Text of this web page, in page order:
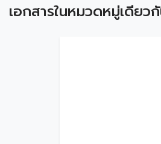
เอกสารในหมวดหมู่เดียว